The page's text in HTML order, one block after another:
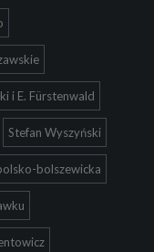
i E. Fürstenwald
Stefan Wyszyński
bolszewicka